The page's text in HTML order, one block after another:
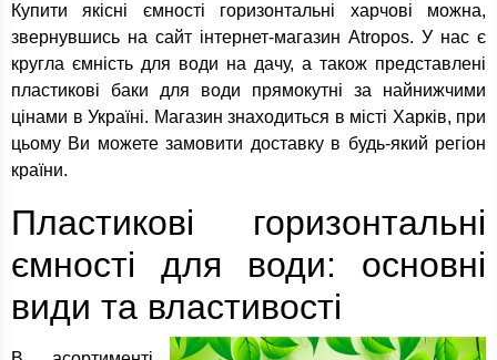
Купити якісні ємності горизонтальні харчові можна,
звернувшись на сайт інтернет-магазин Atropos. У нас є
кругла ємність для води на дачу, а також представлені
пластикові баки для води прямокутні за найнижчими
цінами в Україні. Магазин знаходиться в місті Харків, при
цьому Ви можете замовити доставку в будь-який регіон
країни.
Пластикові горизонтальні
ємності для води: основні
види та властивості